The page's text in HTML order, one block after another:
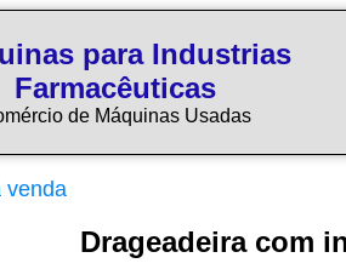
para Industrias
Farmacêuticas
de Máquinas Usadas
venda
Drageadeira com